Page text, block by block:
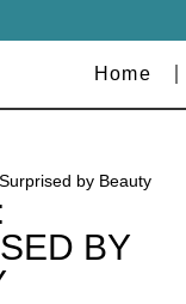
Home
by Beauty
BY